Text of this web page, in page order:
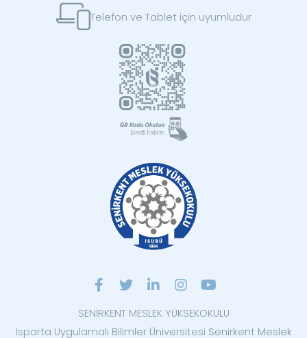
Telefon ve Tablet için uyumludur
SENİRKENT MESLEK YÜKSEKOKULU
Isparta Uygulamalı Bilimler Üniversitesi Senirkent Meslek